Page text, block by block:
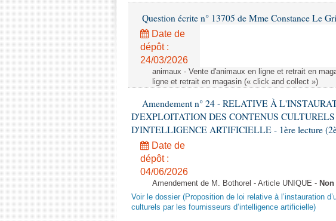
Question écrite n° 13705 de Mme Constance Le
Date de
dépôt :
24/03/2026
animaux - Vente d'animaux en ligne et retrait en
ligne et retrait en magasin (« click and collect »)
Amendement n° 24 - RELATIVE À
D'EXPLOITATION DES CONTENUS
D'INTELLIGENCE ARTIFICIELLE - 1ère lecture
Date de
dépôt :
04/06/2026
Amendement de M. Bothorel - Article UNIQUE -
Voir le dossier (Proposition de loi relative à l’instauration
culturels par les fournisseurs d’intelligence artificielle)